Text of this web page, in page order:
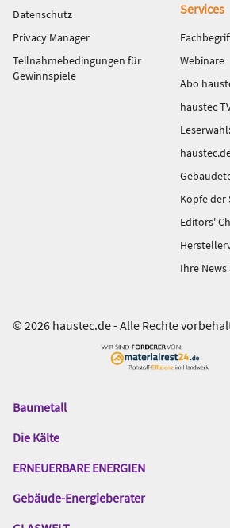
Datenschutz
Privacy Manager
Teilnahmebedingungen für
Gewinnspiele
Services
Webinare
Abo
haustec
Köpfe der
Editors'
Ihre
© 2026 haustec.de - Alle Rechte
Das
Gentner
Baumetall
Die Kälte
ERNEUERBARE ENERGIEN
Gebäude-Energieberater